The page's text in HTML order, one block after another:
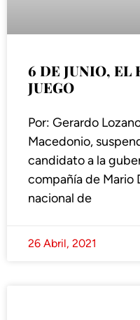
6 DE JUNIO, EL
JUEGO
Por: Gerardo
Macedonio,
candidato a la
compañía de Mario
nacional de
26 Abril, 2021